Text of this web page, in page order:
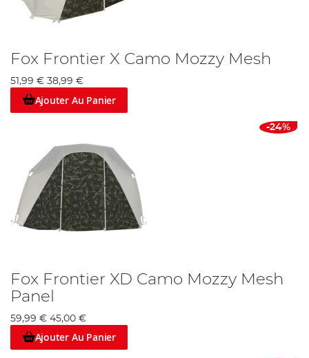
Fox Frontier X Camo Mozzy Mesh
51,99 € 38,99 €
Ajouter Au Panier
-24%
Fox Frontier XD Camo Mozzy Mesh
Panel
59,99 € 45,00 €
Ajouter Au Panier